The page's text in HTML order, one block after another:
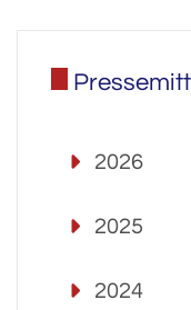
2026
2025
2024